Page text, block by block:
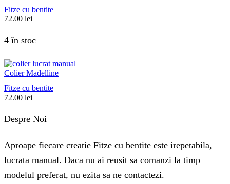
Fitze cu bentite
72.00 lei
4 în stoc
Colier Madelline
Fitze cu bentite
72.00 lei
Despre Noi
Aproape fiecare creatie Fitze cu bentite este irepetabila,
lucrata manual. Daca nu ai reusit sa comanzi la timp
modelul preferat, nu ezita sa ne contactezi.